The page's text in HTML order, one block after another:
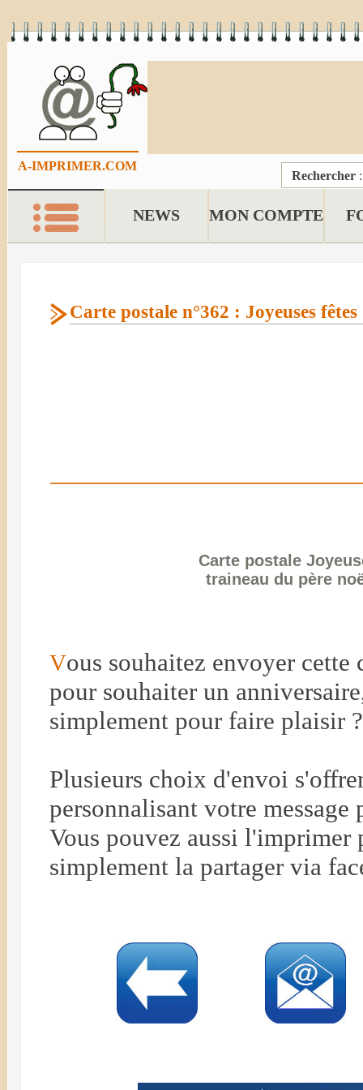
A-IMPRIMER.COM
Rechercher
NEWS MON COMPTE
Carte postale n°362 : Joyeuses fêtes
Carte postale
traineau du père
Vous souhaitez envoyer cette
pour souhaiter un
simplement pour faire plaisir ?
Plusieurs choix d'envoi
personnalisant votre
Vous pouvez aussi
simplement la partager via